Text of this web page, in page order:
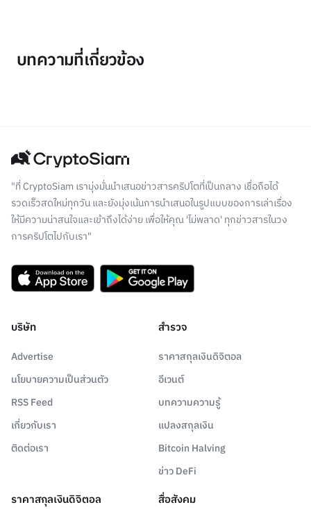
บทความที่เกี่ยวข้อง
"ที่ CryptoSiam เรามุ่งมั่นนำเสนอข่าวสารคริปโตที่เป็นกลาง เชื่อถือได้
รวดเร็วสดใหม่ทุกวัน และยังมุ่งเน้นการนำเสนอในรูปแบบของการเล่าเรื่อง
ให้มีความน่าสนใจและเข้าถึงได้ง่าย เพื่อให้คุณ 'ไม่พลาด' ทุกข่าวสารในวง
การคริปโตไปกับเรา"
บริษัท
Advertise
นโยบายความเป็นส่วนตัว
RSS Feed
เกี่ยวกับเรา
ติดต่อเรา
สำรวจ
ราคาสกุลเงินดิจิตอล
อีเวนต์
บทความความรู้
แปลงสกุลเงิน
Bitcoin Halving
ข่าว DeFi
ราคาสกุลเงินดิจิตอล สื่อสังคม